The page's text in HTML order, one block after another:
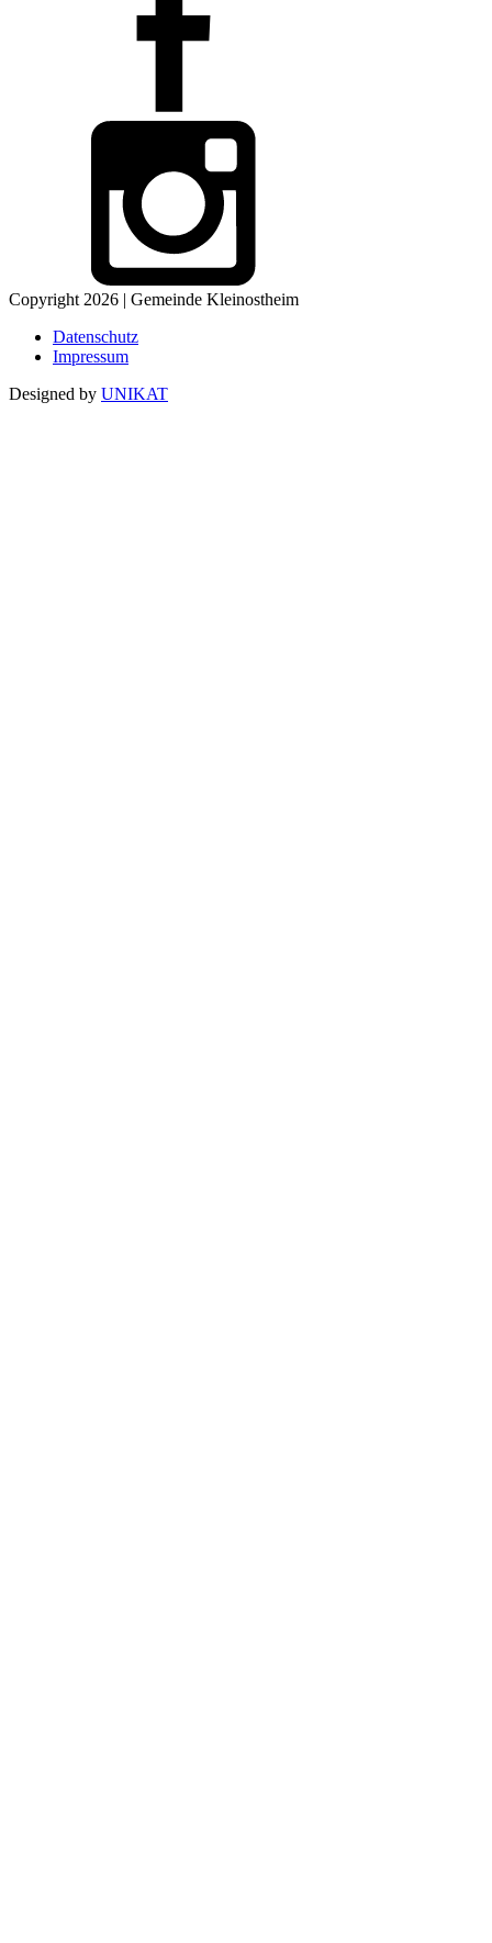
Copyright 2026 | Gemeinde Kleinostheim
Datenschutz
Impressum
Designed by UNIKAT